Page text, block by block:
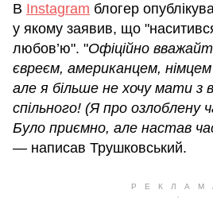
В Instagram блогер
у якому заявив, що
любов’ю". "Офіційно
євреєм, американцем,
але я більше не хочу мати з
спільного! (Я про озлоблену
Було приємно, але настав
— написав Трушковський.